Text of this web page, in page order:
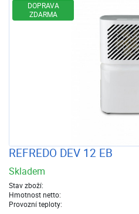
DOPRAVA
ZDARMA
REFREDO DEV 12 EB
Skladem
Stav zboží:
Hmotnost netto:
Provozní teploty: